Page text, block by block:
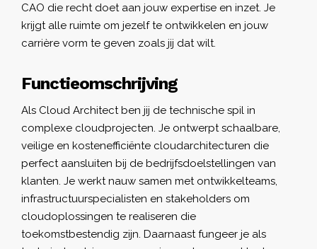
CAO die recht doet aan jouw expertise en inzet. Je
krijgt alle ruimte om jezelf te ontwikkelen en jouw
carrière vorm te geven zoals jij dat wilt.
Functieomschrijving
Als Cloud Architect ben jij de technische spil in
complexe cloudprojecten. Je ontwerpt schaalbare,
veilige en kostenefficiënte cloudarchitecturen die
perfect aansluiten bij de bedrijfsdoelstellingen van
klanten. Je werkt nauw samen met ontwikkelteams,
infrastructuurspecialisten en stakeholders om
cloudoplossingen te realiseren die
toekomstbestendig zijn. Daarnaast fungeer je als